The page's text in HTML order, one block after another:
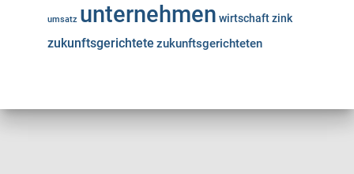
umsatz unternehmen wirtschaftzink
zukunftsgerichtete zukunftsgerichteten